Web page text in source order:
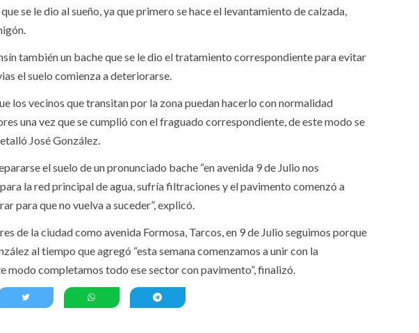
se le dio al sueño, ya que primero se hace el levantamiento de calzada,
también un bache que se le dio el tratamiento correspondiente para evitar
el suelo comienza a deteriorarse.
los vecinos que transitan por la zona puedan hacerlo con normalidad
una vez que se cumplió con el fraguado correspondiente, de este modo se
José González.
el suelo de un pronunciado bache “en avenida 9 de Julio nos
la red principal de agua, sufría filtraciones y el pavimento comenzó a
para que no vuelva a suceder”, explicó.
de la ciudad como avenida Formosa, Tarcos, en 9 de Julio seguimos porque
al tiempo que agregó “esta semana comenzamos a unir con la
modo completamos todo ese sector con pavimento”, finalizó.